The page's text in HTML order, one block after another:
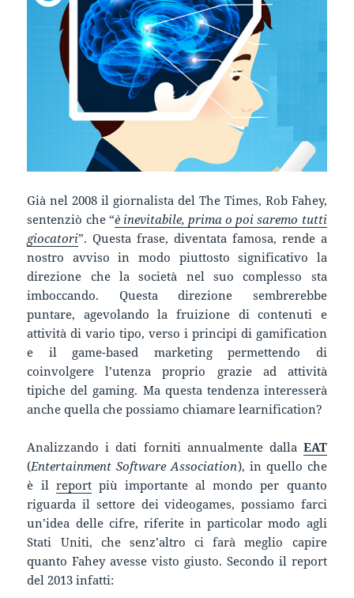
Già nel 2008 il giornalista del The Times, Rob Fahey,
sentenziò che “è inevitabile, prima o poi saremo tutti
giocatori”. Questa frase, diventata famosa, rende a
nostro avviso in modo piuttosto significativo la
direzione che la società nel suo complesso sta
imboccando. Questa direzione sembrerebbe
puntare, agevolando la fruizione di contenuti e
attività di vario tipo, verso i principi di gamification
e il game-based marketing permettendo di
coinvolgere l’utenza proprio grazie ad attività
tipiche del gaming. Ma questa tendenza interesserà
anche quella che possiamo chiamare learnification?
Analizzando i dati forniti annualmente dalla EAT
(Entertainment Software Association), in quello che
è il reportpiù importante al mondo per quanto
riguarda il settore dei videogames, possiamo farci
un’idea delle cifre, riferite in particolar modo agli
Stati Uniti, che senz’altro ci farà meglio capire
quanto Fahey avesse visto giusto. Secondo il report
del 2013 infatti: